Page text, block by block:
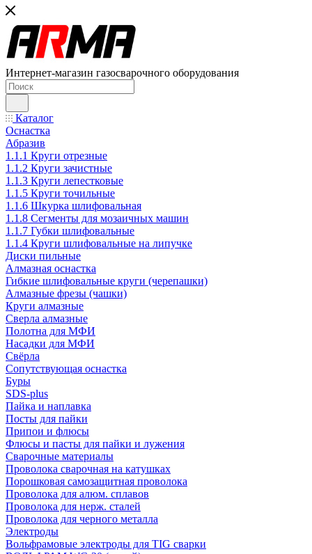
Интернет-магазин газосварочного оборудования
Каталог
Оснастка
Абразив
1.1.1 Круги отрезные
1.1.2 Круги зачистные
1.1.3 Круги лепестковые
1.1.5 Круги точильные
1.1.6 Шкурка шлифовальная
1.1.8 Сегменты для мозаичных машин
1.1.7 Губки шлифовальные
1.1.4 Круги шлифовальные на липучке
Диски пильные
Алмазная оснастка
Гибкие шлифовальные круги (черепашки)
Алмазные фрезы (чашки)
Круги алмазные
Сверла алмазные
Полотна для МФИ
Насадки для МФИ
Свёрла
Сопутствующая оснастка
Буры
SDS-plus
Пайка и наплавка
Посты для пайки
Припои и флюсы
Флюсы и пасты для пайки и лужения
Сварочные материалы
Проволока сварочная на катушках
Порошковая самозащитная проволока
Проволока для алюм. сплавов
Проволока для нерж. сталей
Проволока для черного металла
Электроды
Вольфрамовые электроды для TIG сварки